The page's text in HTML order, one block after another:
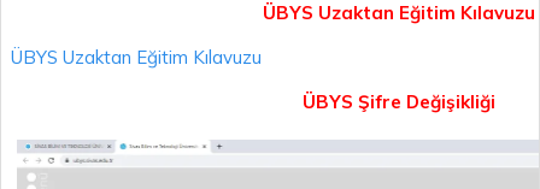
ÜBYS Uzaktan Eğitim Kılavuzu
ÜBYS Uzaktan Eğitim Kılavuzu
ÜBYS Şifre Değişikliği